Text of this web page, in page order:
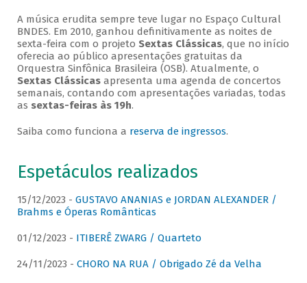
A música erudita sempre teve lugar no Espaço Cultural
BNDES. Em 2010, ganhou definitivamente as noites de
sexta-feira com o projeto Sextas Clássicas, que no início
oferecia ao público apresentações gratuitas da
Orquestra Sinfônica Brasileira (OSB). Atualmente, o
Sextas Clássicasapresenta uma agenda de concertos
semanais, contando com apresentações variadas, todas
as sextas-feiras às 19h.
Saiba como funciona a reserva de ingressos.
Espetáculos realizados
15/12/2023 - GUSTAVO ANANIAS e JORDAN ALEXANDER /
Brahms e Óperas Românticas
01/12/2023 - ITIBERÊ ZWARG / Quarteto
24/11/2023 - CHORO NA RUA / Obrigado Zé da Velha